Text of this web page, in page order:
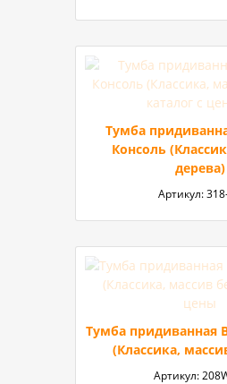
Тумба
Консоль
дерева)
Артикул:
Тумба придиванная
(Классика,
Артикул: